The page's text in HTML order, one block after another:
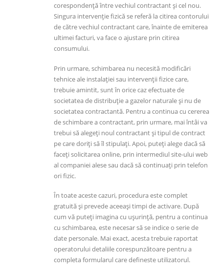
corespondență între vechiul contractant și cel nou.
Singura intervenție fizică se referă la citirea contorului
de către vechiul contractant care, înainte de emiterea
ultimei facturi, va face o ajustare prin citirea
consumului.
Prin urmare, schimbarea nu necesită modificări
tehnice ale instalației sau intervenții fizice care,
trebuie amintit, sunt în orice caz efectuate de
societatea de distribuție a gazelor naturale și nu de
societatea contractantă. Pentru a continua cu cererea
de schimbare a contractant, prin urmare, mai întâi va
trebui să alegeți noul contractant și tipul de contract
pe care doriți să îl stipulați. Apoi, puteți alege dacă să
faceți solicitarea online, prin intermediul site-ului web
al companiei alese sau dacă să continuați prin telefon
ori fizic.
În toate aceste cazuri, procedura este complet
gratuită și prevede aceeași timpi de activare. După
cum vă puteți imagina cu ușurință, pentru a continua
cu schimbarea, este necesar să se indice o serie de
date personale. Mai exact, acesta trebuie raportat
operatorului detaliile corespunzătoare pentru a
completa formularul care defineste utilizatorul.